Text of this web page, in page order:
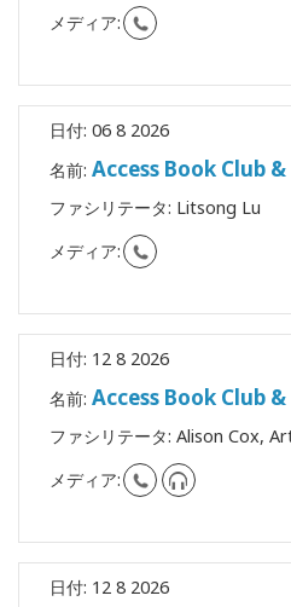
検
索
メディア:
日付: 06 8 2026
名前: Access Book Club
ファシリテータ: Litsong Lu
メディア:
日付: 12 8 2026
名前: Access Book Club
ファシリテータ: Alison Cox,
メディア:
日付: 12 8 2026